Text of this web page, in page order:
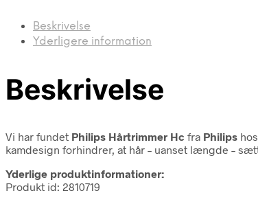
Beskrivelse
Yderligere information
Beskrivelse
Vi har fundet Philips Hårtrimmer Hc fra Philips
kamdesign forhindrer, at hår – uanset længde –
Yderlige produktinformationer:
Produkt id: 2810719